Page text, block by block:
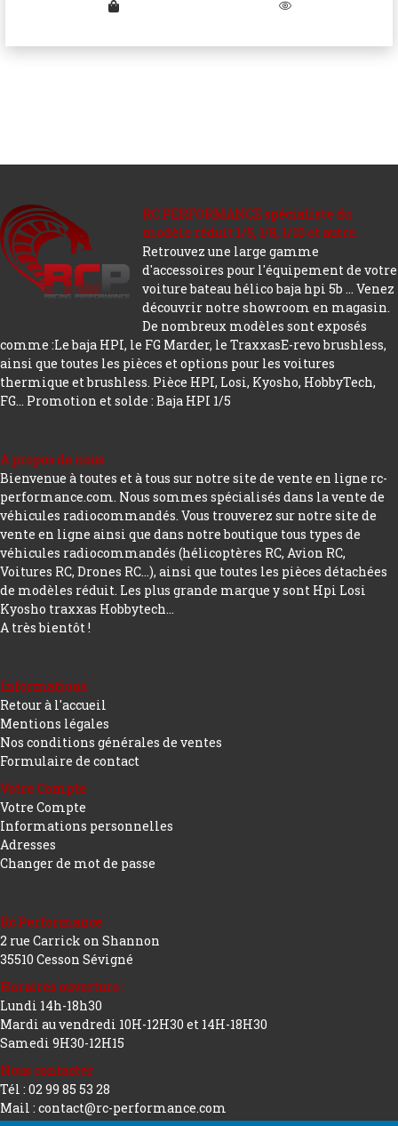
RC PERFORMANCE spécialiste du
modèle réduit 1/5, 1/8, 1/10 et autre.
Retrouvez une large gamme
d'accessoires pour l'équipement de votre
voiture bateau hélico baja hpi 5b ... Venez
découvrir notre showroom en magasin.
De nombreux modèles sont exposés
comme :Le baja HPI, le FG Marder, le TraxxasE-revo brushless,
ainsi que toutes les pièces et options pour les voitures
thermique et brushless. Pièce HPI, Losi, Kyosho, HobbyTech,
FG... Promotion et solde : Baja HPI 1/5
A propos de nous
Bienvenue à toutes et à tous sur notre site de vente en ligne rc-
performance.com. Nous sommes spécialisés dans la vente de
véhicules radiocommandés. Vous trouverez sur notre site de
vente en ligne ainsi que dans notre boutique tous types de
véhicules radiocommandés (hélicoptères RC, Avion RC,
Voitures RC, Drones RC…), ainsi que toutes les pièces détachées
de modèles réduit. Les plus grande marque y sont Hpi Losi
Kyosho traxxas Hobbytech...
A très bientôt !
Informations
Retour à l'accueil
Mentions légales
Nos conditions générales de ventes
Formulaire de contact
Votre Compte
Votre Compte
Informations personnelles
Adresses
Changer de mot de passe
Rc Performance
2 rue Carrick on Shannon
35510 Cesson Sévigné
Horaires ouverture :
Lundi 14h-18h30
Mardi au vendredi 10H-12H30 et 14H-18H30
Samedi 9H30-12H15
Nous contacter
Tél : 02 99 85 53 28
Mail : contact@rc-performance.com